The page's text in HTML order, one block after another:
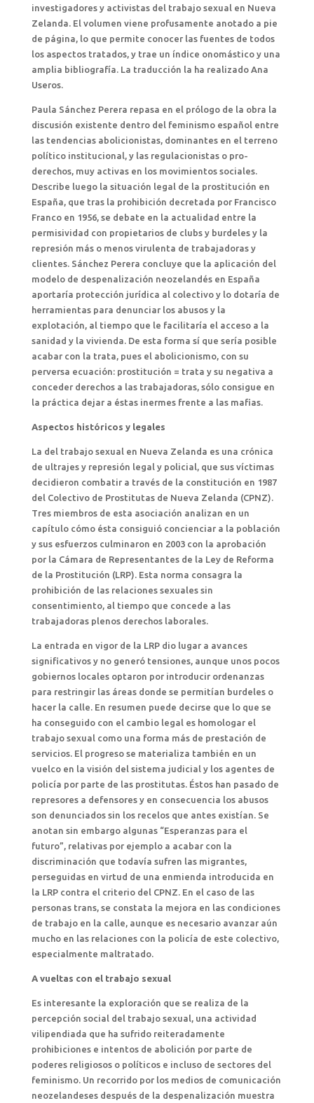
investigadores y activistas del trabajo sexual en Nueva
Zelanda. El volumen viene profusamente anotado a pie
de página, lo que permite conocer las fuentes de todos
los aspectos tratados, y trae un índice onomástico y una
amplia bibliografía. La traducción la ha realizado Ana
Useros.
Paula Sánchez Perera repasa en el prólogo de la obra la
discusión existente dentro del feminismo español entre
las tendencias abolicionistas, dominantes en el terreno
político institucional, y las regulacionistas o pro-
derechos, muy activas en los movimientos sociales.
Describe luego la situación legal de la prostitución en
España, que tras la prohibición decretada por Francisco
Franco en 1956, se debate en la actualidad entre la
permisividad con propietarios de clubs y burdeles y la
represión más o menos virulenta de trabajadoras y
clientes. Sánchez Perera concluye que la aplicación del
modelo de despenalización neozelandés en España
aportaría protección jurídica al colectivo y lo dotaría de
herramientas para denunciar los abusos y la
explotación, al tiempo que le facilitaría el acceso a la
sanidad y la vivienda. De esta forma sí que sería posible
acabar con la trata, pues el abolicionismo, con su
perversa ecuación: prostitución = trata y su negativa a
conceder derechos a las trabajadoras, sólo consigue en
la práctica dejar a éstas inermes frente a las mafias.
Aspectos históricos y legales
La del trabajo sexual en Nueva Zelanda es una crónica
de ultrajes y represión legal y policial, que sus víctimas
decidieron combatir a través de la constitución en 1987
del Colectivo de Prostitutas de Nueva Zelanda (CPNZ).
Tres miembros de esta asociación analizan en un
capítulo cómo ésta consiguió concienciar a la población
y sus esfuerzos culminaron en 2003 con la aprobación
por la Cámara de Representantes de la Ley de Reforma
de la Prostitución (LRP). Esta norma consagra la
prohibición de las relaciones sexuales sin
consentimiento, al tiempo que concede a las
trabajadoras plenos derechos laborales.
La entrada en vigor de la LRP dio lugar a avances
significativos y no generó tensiones, aunque unos pocos
gobiernos locales optaron por introducir ordenanzas
para restringir las áreas donde se permitían burdeles o
hacer la calle. En resumen puede decirse que lo que se
ha conseguido con el cambio legal es homologar el
trabajo sexual como una forma más de prestación de
servicios. El progreso se materializa también en un
vuelco en la visión del sistema judicial y los agentes de
policía por parte de las prostitutas. Éstos han pasado de
represores a defensores y en consecuencia los abusos
son denunciados sin los recelos que antes existían. Se
anotan sin embargo algunas “Esperanzas para el
futuro”, relativas por ejemplo a acabar con la
discriminación que todavía sufren las migrantes,
perseguidas en virtud de una enmienda introducida en
la LRP contra el criterio del CPNZ. En el caso de las
personas trans, se constata la mejora en las condiciones
de trabajo en la calle, aunque es necesario avanzar aún
mucho en las relaciones con la policía de este colectivo,
especialmente maltratado.
A vueltas con el trabajo sexual
Es interesante la exploración que se realiza de la
percepción social del trabajo sexual, una actividad
vilipendiada que ha sufrido reiteradamente
prohibiciones e intentos de abolición por parte de
poderes religiosos o políticos e incluso de sectores del
feminismo. Un recorrido por los medios de comunicación
neozelandeses después de la despenalización muestra